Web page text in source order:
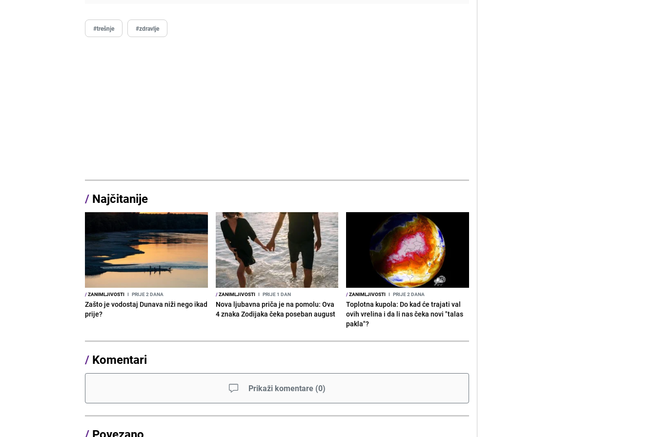
#trešnje #zdravlje
/ Najčitanije
/ZANIMLJIVOSTI I PRIJE 2 DANA
Zašto je vodostaj Dunava niži nego ikad
prije?
/ZANIMLJIVOSTI I PRIJE 1 DAN
Nova ljubavna priča je na pomolu: Ova
4 znaka Zodijaka čeka poseban august
/ZANIMLJIVOSTI I PRIJE 2 DANA
Toplotna kupola: Do kad će trajati val
ovih vrelina i da li nas čeka novi "talas
pakla"?
/ Komentari
Prikaži komentare (0)